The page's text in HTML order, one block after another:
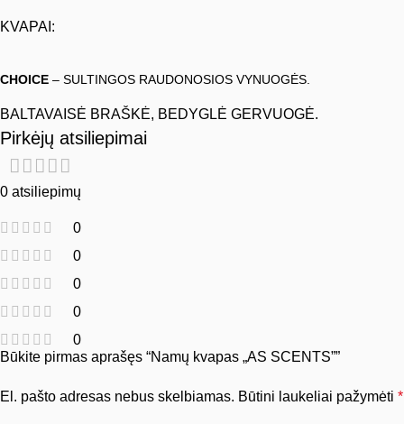
KVAPAI:
CHOICE – SULTINGOS RAUDONOSIOS VYNUOGĖS.
BALTAVAISĖ BRAŠKĖ, BEDYGLĖ GERVUOGĖ.
Pirkėjų atsiliepimai
0 atsiliepimų
0
0
0
0
0
Būkite pirmas aprašęs “Namų kvapas „AS SCENTS””
El. pašto adresas nebus skelbiamas. Būtini laukeliai pažymėti *